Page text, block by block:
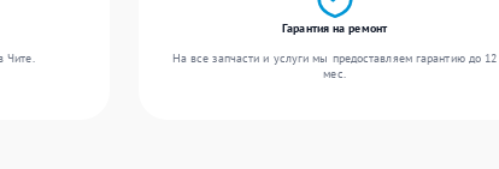
Чите.
Гарантия на ремонт
На все запчасти и услуги мы предоставляем гарантию до 12
мес.